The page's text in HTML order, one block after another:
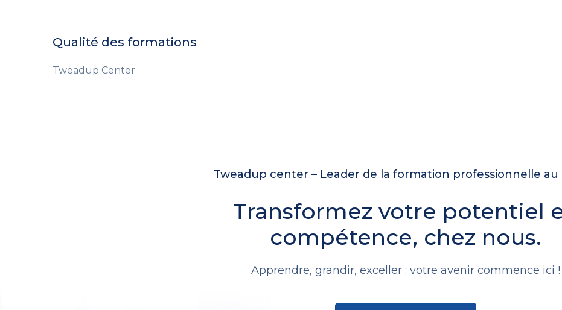
Qualité des formations
Tweadup Center
Tweadup center – Leader de la formation professionnelle au
Transformez votre potentiel
compétence, chez nous.
Apprendre, grandir, exceller : votre avenir commence ici !